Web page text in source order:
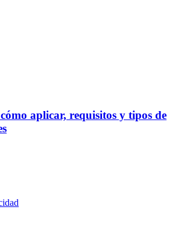
aplicar, requisitos y tipos de